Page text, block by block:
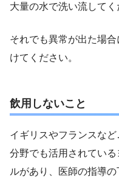
大量の水で洗い流してく
それでも異常が出た場
けてください。
飲用しないこと
イギリスやフランスな
分野でも活用されてい
ルがあり、医師の指導